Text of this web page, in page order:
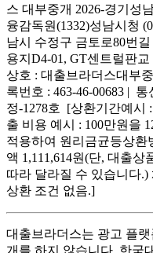
스 대부중개 2026-경기성
융감독원(1332)성남시청
남시 수정구 금토로80번
용지D4-01, GT센트럴판
상호 : 대출브라더스대부
록번호 : 463-46-00683 |
정-1278호 [상환기간예시
출 비용 예시 : 100만원을
적용하여 원리금균등상환
액 1,111,614원(단, 대출상
따라 달라질 수 있습니다.)
상환 조건 없음.]
대출브라더스는 광고 플
개를 하지 않습니다. 한국